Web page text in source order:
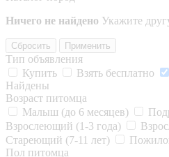
Ничего не найдено Укажите
Сбросить Применить
Тип объявления
Купить
Взять бесплатно
Найдены
Возраст питомца
Малыш (до 6 месяцев)
Взрослеющий (1-3 года)
Стареющий (7-11 лет)
Пол питомца